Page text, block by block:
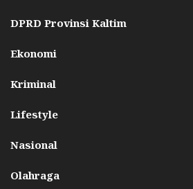
DPRD Provinsi Kaltim
Ekonomi
Kriminal
Lifestyle
Nasional
Olahraga